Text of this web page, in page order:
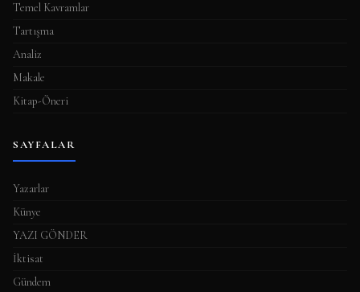
Temel Kavramlar
Tartışma
Analiz
Makale
Kitap-Öneri
SAYFALAR
Yazarlar
Künye
YAZI GÖNDER
İktisat
Gündem